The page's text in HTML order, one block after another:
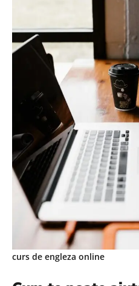
curs de engleza online